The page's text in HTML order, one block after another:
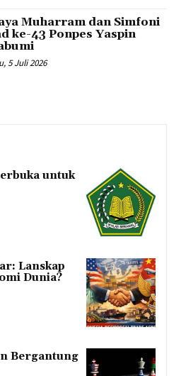
Muharram dan Simfoni
ke-43 Ponpes Yaspin
5 Juli 2026
untuk
Lanskap
Dunia?
Bergantung